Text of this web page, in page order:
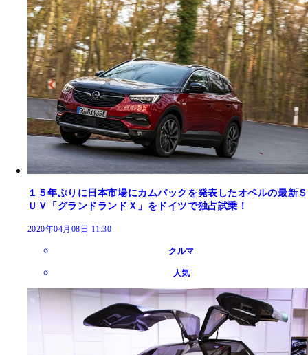
１５年ぶりに日本市場にカムバックを発表したオペルの最新Ｓ
ＵＶ「グランドランドＸ」をドイツで独占試乗！
2020年04月08日 11:30
クルマ
人気